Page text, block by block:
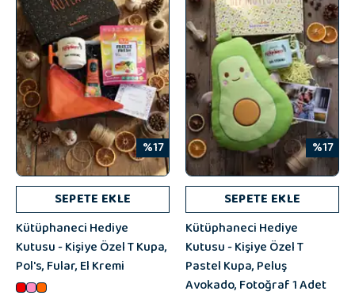
%17
SEPETE EKLE
Kütüphaneci Hediye
Kutusu - Kişiye Özel T Kupa,
Pol's, Fular, El Kremi
%17
SEPETE EKLE
Kütüphaneci Hediye
Kutusu - Kişiye Özel T
Pastel Kupa, Peluş
Avokado, Fotoğraf 1 Adet